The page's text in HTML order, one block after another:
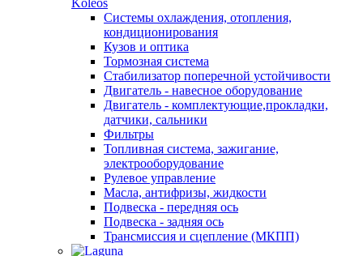
Системы охлаждения, отопления,
кондиционирования
Кузов и оптика
Тормозная система
Стабилизатор поперечной устойчивости
Двигатель - навесное оборудование
Двигатель - комплектующие,прокладки,
датчики, сальники
Фильтры
Топливная система, зажигание,
электрооборудование
Рулевое управление
Масла, антифризы, жидкости
Подвеска - передняя ось
Подвеска - задняя ось
Трансмиссия и сцепление (МКПП)